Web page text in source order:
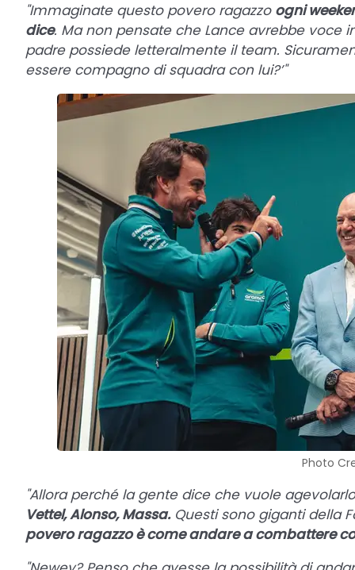
"Immaginate questo povero ragazzo ogni
dice. Ma non pensate che Lance avrebbe voce
padre possiede letteralmente il team.
essere compagno di squadra con lui?’"
Photo
"Allora perché la gente dice che vuole
Vettel, Alonso, Massa.Questi sono giganti della
povero ragazzo è come andare a combattere